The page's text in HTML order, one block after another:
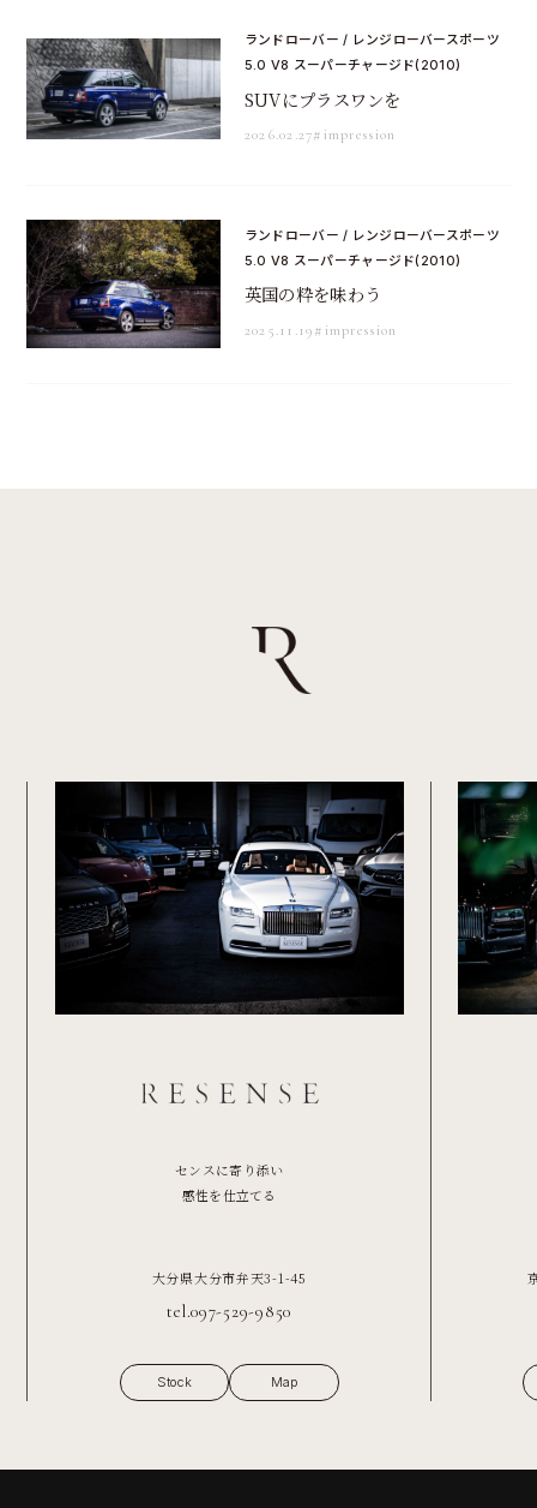
ランドローバー / レンジローバースポーツ
5.0 V8 スーパーチャージド(2010)
SUVにプラスワンを
2026.02.27#impression
ランドローバー / レンジローバースポーツ
5.0 V8 スーパーチャージド(2010)
英国の粋を味わう
2025.11.19#impression
センスに寄り添い
感性を仕立てる
大分県大分市弁天3-1-45
tel.097-529-9850
Stock Map